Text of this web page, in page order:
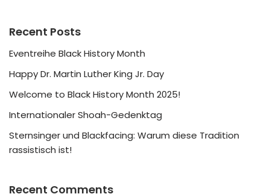
Recent Posts
Eventreihe Black History Month
Happy Dr. Martin Luther King Jr. Day
Welcome to Black History Month 2025!
Internationaler Shoah-Gedenktag
Sternsinger und Blackfacing: Warum diese Tradition
rassistisch ist!
Recent Comments